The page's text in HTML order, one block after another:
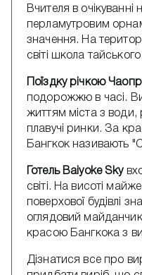
Вчителя в очікуванні
перламутровим
значення. На
світі школа
Поїздку річкою
подорожжю в часі.
життям міста з води,
плавучі ринки. За
Бангкок називають
Готель Baiyoke Sky
світі. На висоті
поверхової будівлі
оглядовий
красою Бангкока з
Дізнатися все про